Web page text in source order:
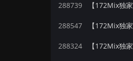
288739 【172Mix独
288547 【172Mix独
288324 【172Mix独